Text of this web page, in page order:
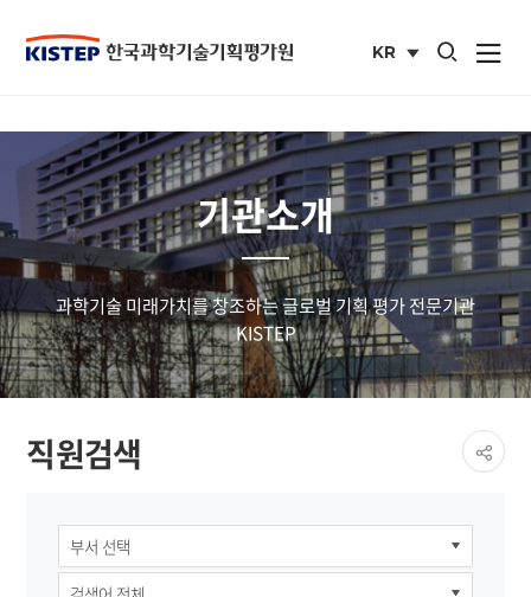
KR
통합검색 열기
사이트맵
기관소개
과학기술 미래가치를 창조하는 글로벌 기획 평가 전문기관
KISTEP
직원검색
페이지
직원
검색